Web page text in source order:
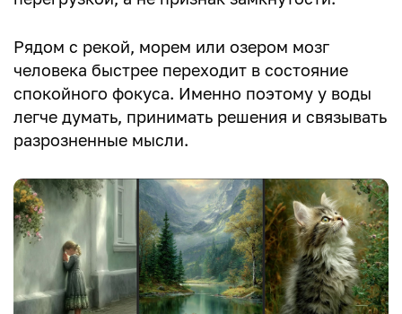
Рядом с рекой, морем или озером мозг
человека быстрее переходит в состояние
спокойного фокуса. Именно поэтому у воды
легче думать, принимать решения и связывать
разрозненные мысли.